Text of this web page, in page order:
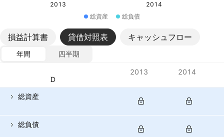
2013
2014
総資産
総負債
損益計算書 貸借対照表 キャッシュフロー
年間
四半期
通貨: HKD
2013 2014
総資産
総負債